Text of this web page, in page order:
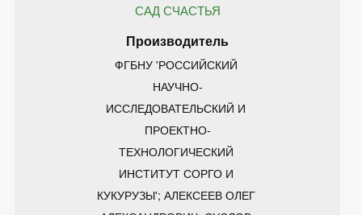
САД СЧАСТЬЯ
ФГБНУ 'РОССИЙСКИЙ
НАУЧНО-
ИССЛЕДОВАТЕЛЬСКИЙ И
ПРОЕКТНО-
ТЕХНОЛОГИЧЕСКИЙ
ИНСТИТУТ СОРГО И
КУКУРУЗЫ'; АЛЕКСЕЕВ ОЛЕГ